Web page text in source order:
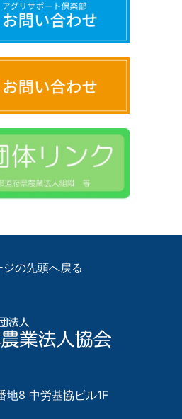
ジの先頭へ戻る
地8 中労基協ビル1F